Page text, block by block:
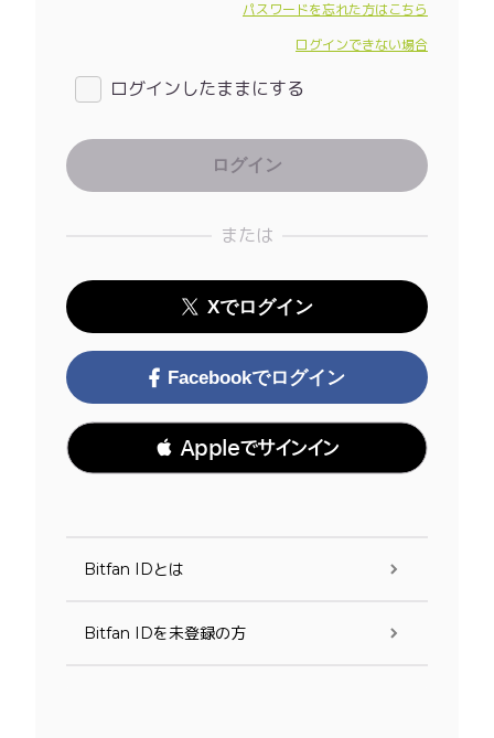
パスワードを忘れた方はこちら
ログインできない場合
ログインしたままにする
または
Xでログイン
Facebookでログイン
 Appleでサインイン
Bitfan IDとは
Bitfan IDを未登録の方